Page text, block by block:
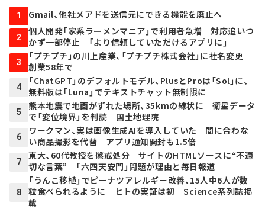
1 Gmail、他社メアドを送信元にできる機能を廃止へ
2
個人開発「家系ラーメンマニア」で利用者急増 対応追いつ
かず一部停止 「より信頼していただけるアプリに」
3
「プチプチ」の川上産業、「プチプチ株式会社」に社名変更
創業58年で
4
「ChatGPT」のデフォルトモデル、PlusとProは「Sol」に、
無料版は「Luna」でテキストチャット無制限に
5
熊本地震で地面がずれた場所、35kmの線状に 衛星データ
で「変位境界」を判読 国土地理院
6
ワークマン、実は画像生成AIを導入していた 間に合わな
い商品撮影を代替 アプリ通知開封も1.5倍
7
東大、60代教授を懲戒処分 サイトのHTMLソースに“不適
切な言葉” 「六四天安門」問題が理由と毎日報道
8
「うんこ移植」でピーナツアレルギー改善、15人中6人が数
粒食べられるように ヒトの実証は初 Science系列誌掲
載